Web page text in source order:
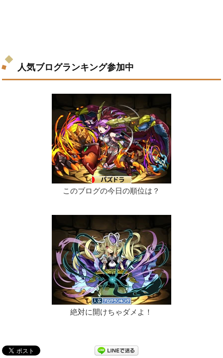
人気ブログランキング参加中
このブログの今日の順位は？
絶対に開けちゃダメよ！